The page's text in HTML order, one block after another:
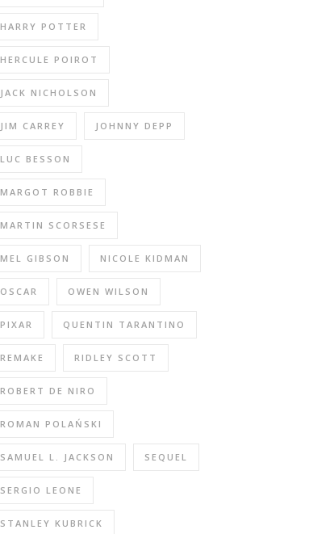
HARRY POTTER
HERCULE POIROT
JACK NICHOLSON
JIM CARREY JOHNNY DEPP
LUC BESSON
MARGOT ROBBIE
MARTIN SCORSESE
MEL GIBSON NICOLE KIDMAN
OSCAR OWEN WILSON
PIXAR QUENTIN TARANTINO
REMAKE RIDLEY SCOTT
ROBERT DE NIRO
ROMAN POLAŃSKI
SAMUEL L. JACKSON SEQUEL
SERGIO LEONE
STANLEY KUBRICK